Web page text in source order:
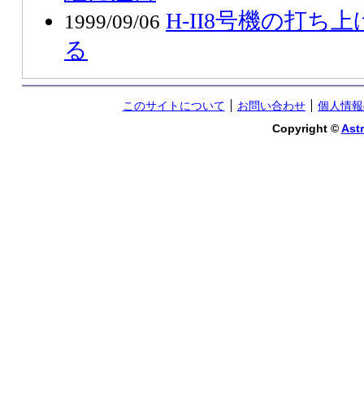
1999/09/06 H-II8号機の打ち
る
このサイトについて お問い合わせ
個人情
Copyright ©